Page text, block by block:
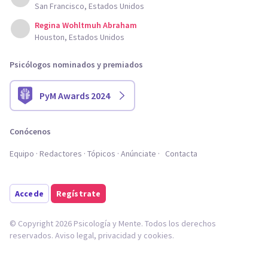
San Francisco, Estados Unidos
Regina Wohltmuh Abraham
Houston, Estados Unidos
Psicólogos nominados y premiados
PyM Awards 2024
Conócenos
Equipo Redactores Tópicos Anúnciate Contacta
Accede Regístrate
© Copyright 2026 Psicología y Mente. Todos los derechos
reservados. Aviso legal, privacidad y cookies.